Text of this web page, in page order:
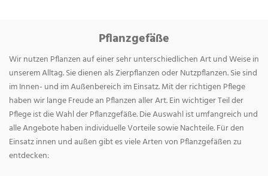
Pflanzgefäße
Wir nutzen Pflanzen auf einer sehr unterschiedlichen Art und Weise in
unserem Alltag. Sie dienen als Zierpflanzen oder Nutzpflanzen. Sie sind
im Innen- und im Außenbereich im Einsatz. Mit der richtigen Pflege
haben wir lange Freude an Pflanzen aller Art. Ein wichtiger Teil der
Pflege ist die Wahl der Pflanzgefäße. Die Auswahl ist umfangreich und
alle Angebote haben individuelle Vorteile sowie Nachteile. Für den
Einsatz innen und außen gibt es viele Arten von Pflanzgefäßen zu
entdecken: